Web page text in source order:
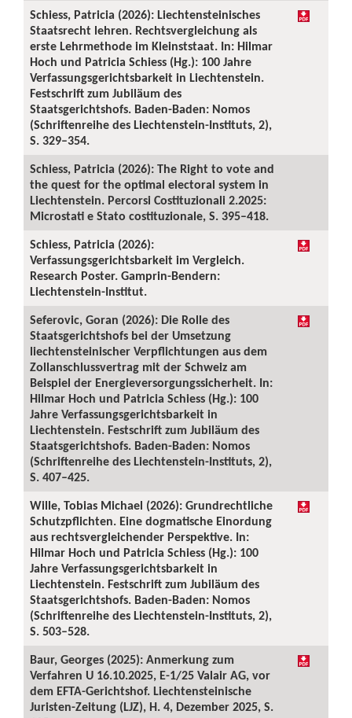
Schiess, Patricia (2026): Liechtensteinisches
Staatsrecht lehren. Rechtsvergleichung als
erste Lehrmethode im Kleinststaat. In: Hilmar
Hoch und Patricia Schiess (Hg.): 100 Jahre
Verfassungsgerichtsbarkeit in Liechtenstein.
Festschrift zum Jubiläum des
Staatsgerichtshofs. Baden-Baden: Nomos
(Schriftenreihe des Liechtenstein-Instituts, 2),
S. 329–354.
Schiess, Patricia (2026): The Right to vote and
the quest for the optimal electoral system in
Liechtenstein. Percorsi Costituzionali 2.2025:
Microstati e Stato costituzionale, S. 395–418.
Schiess, Patricia (2026):
Verfassungsgerichtsbarkeit im Vergleich.
Research Poster. Gamprin-Bendern:
Liechtenstein-Institut.
Seferovic, Goran (2026): Die Rolle des
Staatsgerichtshofs bei der Umsetzung
liechtensteinischer Verpflichtungen aus dem
Zollanschlussvertrag mit der Schweiz am
Beispiel der Energieversorgungssicherheit. In:
Hilmar Hoch und Patricia Schiess (Hg.): 100
Jahre Verfassungsgerichtsbarkeit in
Liechtenstein. Festschrift zum Jubiläum des
Staatsgerichtshofs. Baden-Baden: Nomos
(Schriftenreihe des Liechtenstein-Instituts, 2),
S. 407–425.
Wille, Tobias Michael (2026): Grundrechtliche
Schutzpflichten. Eine dogmatische Einordung
aus rechtsvergleichender Perspektive. In:
Hilmar Hoch und Patricia Schiess (Hg.): 100
Jahre Verfassungsgerichtsbarkeit in
Liechtenstein. Festschrift zum Jubiläum des
Staatsgerichtshofs. Baden-Baden: Nomos
(Schriftenreihe des Liechtenstein-Instituts, 2),
S. 503–528.
Baur, Georges (2025): Anmerkung zum
Verfahren U 16.10.2025, E-1/25 Valair AG, vor
dem EFTA-Gerichtshof. Liechtensteinische
Juristen-Zeitung (LJZ), H. 4, Dezember 2025, S.